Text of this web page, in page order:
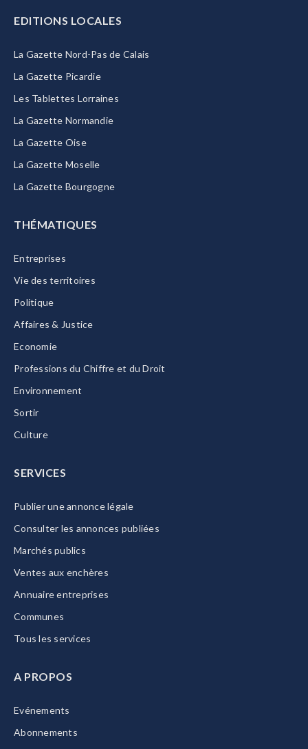
EDITIONS LOCALES
La Gazette Nord-Pas de Calais
La Gazette Picardie
Les Tablettes Lorraines
La Gazette Normandie
La Gazette Oise
La Gazette Moselle
La Gazette Bourgogne
THÉMATIQUES
Entreprises
Vie des territoires
Politique
Affaires & Justice
Economie
Professions du Chiffre et du Droit
Environnement
Sortir
Culture
SERVICES
Publier une annonce légale
Consulter les annonces publiées
Marchés publics
Ventes aux enchères
Annuaire entreprises
Communes
Tous les services
A PROPOS
Evénements
Abonnements